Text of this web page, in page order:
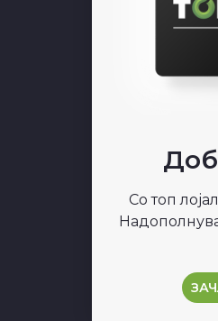
Со топ